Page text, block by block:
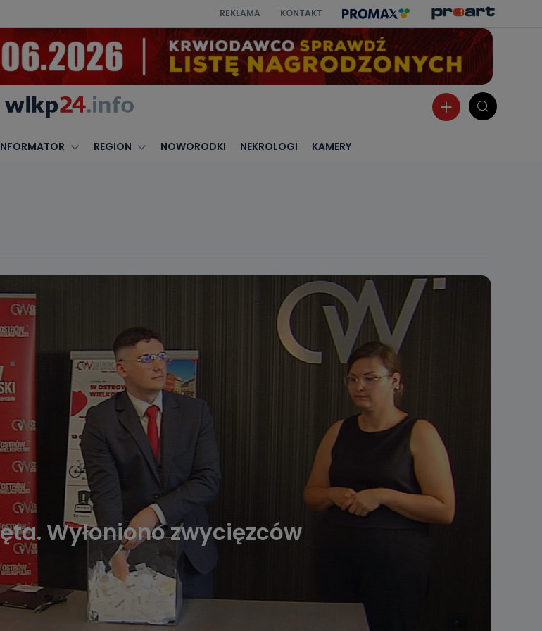
REKLAMA KONTAKT
REGION NOWORODKI NEKROLOGI KAMERY
Wyłoniono zwycięzców